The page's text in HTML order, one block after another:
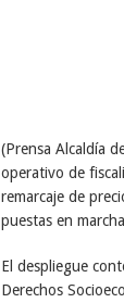
(Prensa Alcaldía
operativo de
remarcaje de
puestas en
El despliegue
Derechos